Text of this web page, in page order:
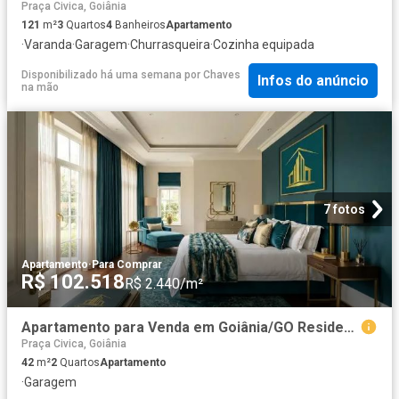
Praça Civica, Goiânia
121 m²3 Quartos4 BanheirosApartamento
·Varanda·Garagem·Churrasqueira·Cozinha equipada
Disponibilizado há uma semana por Chaves
na mão
Infos do anúncio
7 fotos
Apartamento·Para Comprar
R$ 102.518R$ 2.440/m²
Apartamento para Venda em Goiânia/GO Residencial Flores do Cerrado 2 Quartos
Praça Civica, Goiânia
42 m²2 QuartosApartamento
·Garagem